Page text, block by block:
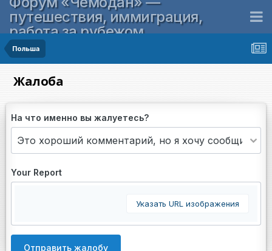
путешествия, иммиграция,
работа за рубежом
Польша
Жалоба
На что именно вы жалуетесь?
Your Report
Указать URL изображения
Отправить жалобу